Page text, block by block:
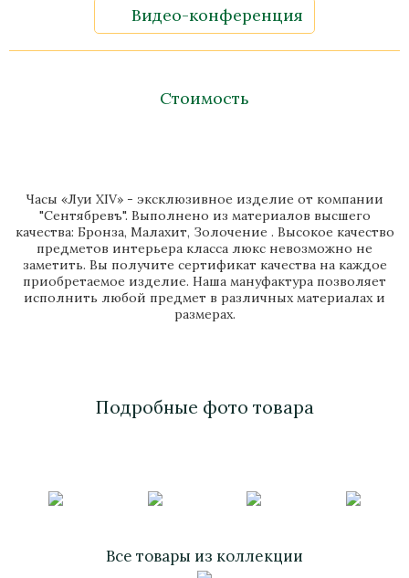
Видео-конференция
Стоимость
Часы «Луи XIV» - эксклюзивное изделие от компании
"Сентябревъ". Выполнено из материалов высшего
качества: Бронза, Малахит, Золочение . Высокое качество
предметов интерьера класса люкс невозможно не
заметить. Вы получите сертификат качества на каждое
приобретаемое изделие. Наша мануфактура позволяет
исполнить любой предмет в различных материалах и
размерах.
Подробные фото товара
Все товары из коллекции